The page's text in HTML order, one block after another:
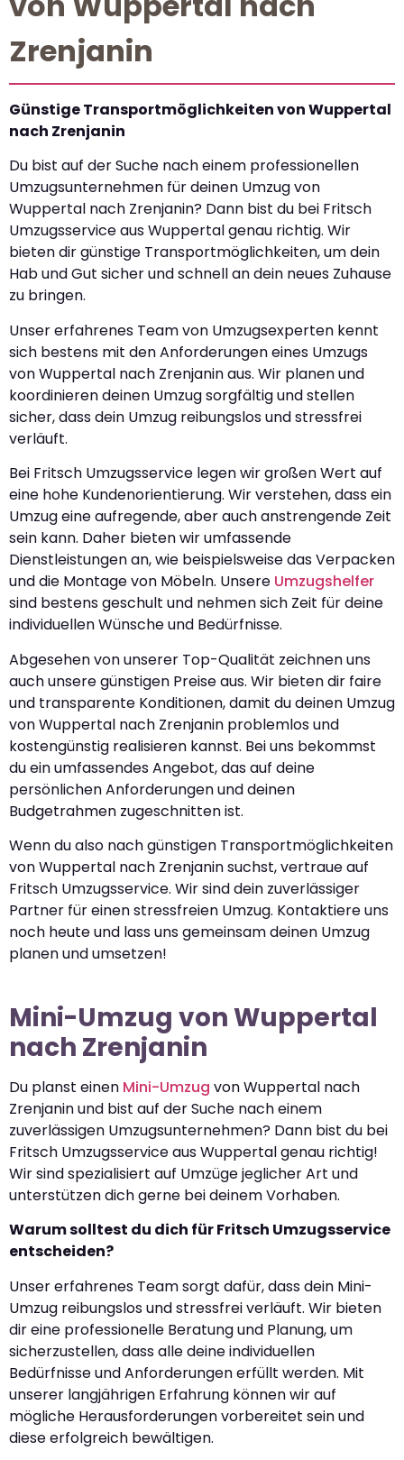
Zrenjanin
Günstige Transportmöglichkeiten von Wuppertal
nach Zrenjanin
Du bist auf der Suche nach einem professionellen
Umzugsunternehmen für deinen Umzug von
Wuppertal nach Zrenjanin? Dann bist du bei Fritsch
Umzugsservice aus Wuppertal genau richtig. Wir
bieten dir günstige Transportmöglichkeiten, um dein
Hab und Gut sicher und schnell an dein neues Zuhause
zu bringen.
Unser erfahrenes Team von Umzugsexperten kennt
sich bestens mit den Anforderungen eines Umzugs
von Wuppertal nach Zrenjanin aus. Wir planen und
koordinieren deinen Umzug sorgfältig und stellen
sicher, dass dein Umzug reibungslos und stressfrei
verläuft.
Bei Fritsch Umzugsservice legen wir großen Wert auf
eine hohe Kundenorientierung. Wir verstehen, dass ein
Umzug eine aufregende, aber auch anstrengende Zeit
sein kann. Daher bieten wir umfassende
Dienstleistungen an, wie beispielsweise das Verpacken
und die Montage von Möbeln. Unsere Umzugshelfer
sind bestens geschult und nehmen sich Zeit für deine
individuellen Wünsche und Bedürfnisse.
Abgesehen von unserer Top-Qualität zeichnen uns
auch unsere günstigen Preise aus. Wir bieten dir faire
und transparente Konditionen, damit du deinen Umzug
von Wuppertal nach Zrenjanin problemlos und
kostengünstig realisieren kannst. Bei uns bekommst
du ein umfassendes Angebot, das auf deine
persönlichen Anforderungen und deinen
Budgetrahmen zugeschnitten ist.
Wenn du also nach günstigen Transportmöglichkeiten
von Wuppertal nach Zrenjanin suchst, vertraue auf
Fritsch Umzugsservice. Wir sind dein zuverlässiger
Partner für einen stressfreien Umzug. Kontaktiere uns
noch heute und lass uns gemeinsam deinen Umzug
planen und umsetzen!
Mini-Umzug von Wuppertal
nach Zrenjanin
Du planst einen Mini-Umzug von Wuppertal nach
Zrenjanin und bist auf der Suche nach einem
zuverlässigen Umzugsunternehmen? Dann bist du bei
Fritsch Umzugsservice aus Wuppertal genau richtig!
Wir sind spezialisiert auf Umzüge jeglicher Art und
unterstützen dich gerne bei deinem Vorhaben.
Warum solltest du dich für Fritsch Umzugsservice
entscheiden?
Unser erfahrenes Team sorgt dafür, dass dein Mini-
Umzug reibungslos und stressfrei verläuft. Wir bieten
dir eine professionelle Beratung und Planung, um
sicherzustellen, dass alle deine individuellen
Bedürfnisse und Anforderungen erfüllt werden. Mit
unserer langjährigen Erfahrung können wir auf
mögliche Herausforderungen vorbereitet sein und
diese erfolgreich bewältigen.